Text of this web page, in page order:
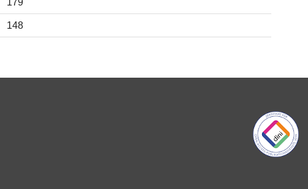
179
148